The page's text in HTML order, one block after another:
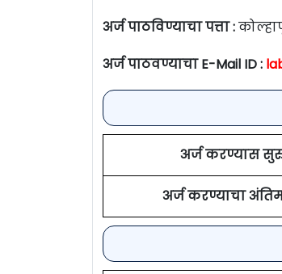
अर्ज पाठविण्याचा पत्ता :
अर्ज पाठवण्याचा E-Mail ID :
अर्ज करण्यास
अर्ज करण्याचा